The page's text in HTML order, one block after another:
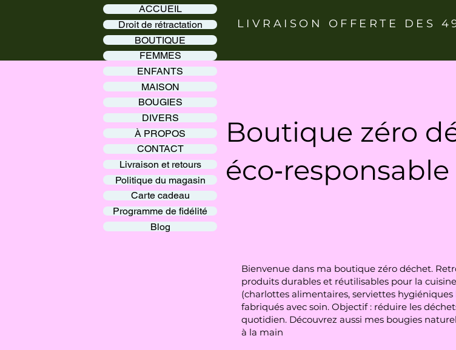
LIVRAISON OFFERTE
ACCUEIL
Droit de rétractation
BOUTIQUE
FEMMES
ENFANTS
MAISON
BOUGIES
DIVERS
À PROPOS
CONTACT
Livraison et retours
Politique du magasin
Carte cadeau
Programme de fidélité
Blog
Boutique zéro
éco‑responsable
Bienvenue dans ma boutique zéro déchet.
produits durables et réutilisables pour la
(charlottes alimentaires, serviettes hygiéniques
fabriqués avec soin. Objectif : réduire les
quotidien. Découvrez aussi mes bougies
à la main